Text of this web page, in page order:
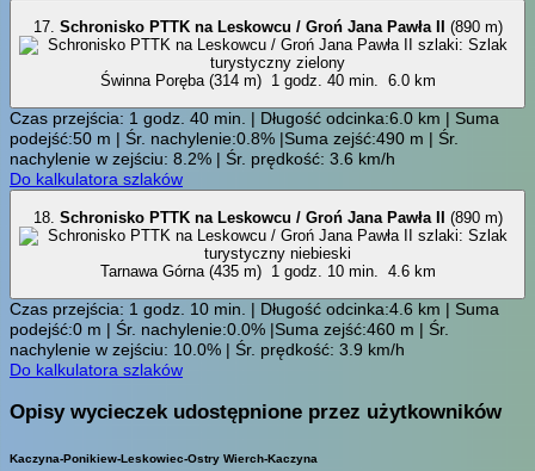
17. Schronisko PTTK na Leskowcu / Groń Jana Pawła II (890 m)
Świnna Poręba (314 m) 1 godz. 40 min. 6.0 km
Czas przejścia: 1 godz. 40 min. | Długość odcinka:6.0 km | Suma
podejść:50 m | Śr. nachylenie:0.8% |Suma zejść:490 m | Śr.
nachylenie w zejściu: 8.2% | Śr. prędkość: 3.6 km/h
Do kalkulatora szlaków
18. Schronisko PTTK na Leskowcu / Groń Jana Pawła II (890 m)
Tarnawa Górna (435 m) 1 godz. 10 min. 4.6 km
Czas przejścia: 1 godz. 10 min. | Długość odcinka:4.6 km | Suma
podejść:0 m | Śr. nachylenie:0.0% |Suma zejść:460 m | Śr.
nachylenie w zejściu: 10.0% | Śr. prędkość: 3.9 km/h
Do kalkulatora szlaków
Opisy wycieczek udostępnione przez użytkowników
Kaczyna-Ponikiew-Leskowiec-Ostry Wierch-Kaczyna